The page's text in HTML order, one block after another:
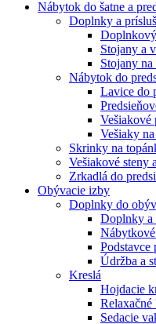
Nábytok do šatne a
Doplnky a
Stojany a
Stojany
Nábytok do
Lavice do
Vešiakové
Vešiaky na
Skrinky na
Vešiakové steny
Zrkadlá do
Obývacie izby
Doplnky do
Doplnky a
Údržba a
Kreslá
Hojdacie
Relaxačné
Sedacie